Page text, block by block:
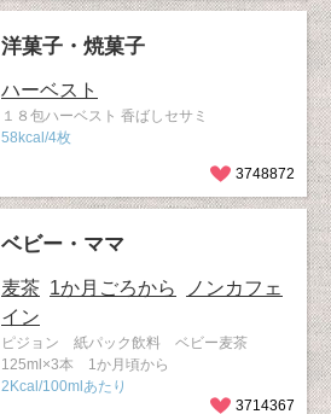
洋菓子・焼菓子
ハーベスト
１８包ハーベスト 香ばしセサミ
58kcal/4枚
3748872
ベビー・ママ
麦茶 1か月ごろから
ノンカフェ
イン
ピジョン 紙パック飲料 ベビー麦茶
125ml×3本 1か月頃から
2Kcal/100mlあたり
3714367